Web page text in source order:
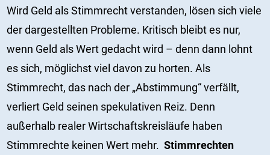
Wird Geld als Stimmrecht verstanden, lösen sich viele
der dargestellten Probleme. Kritisch bleibt es nur,
wenn Geld als Wert gedacht wird – denn dann lohnt
es sich, möglichst viel davon zu horten. Als
Stimmrecht, das nach der „Abstimmung“ verfällt,
verliert Geld seinen spekulativen Reiz. Denn
außerhalb realer Wirtschaftskreisläufe haben
Stimmrechte keinen Wert mehr.Stimmrechten